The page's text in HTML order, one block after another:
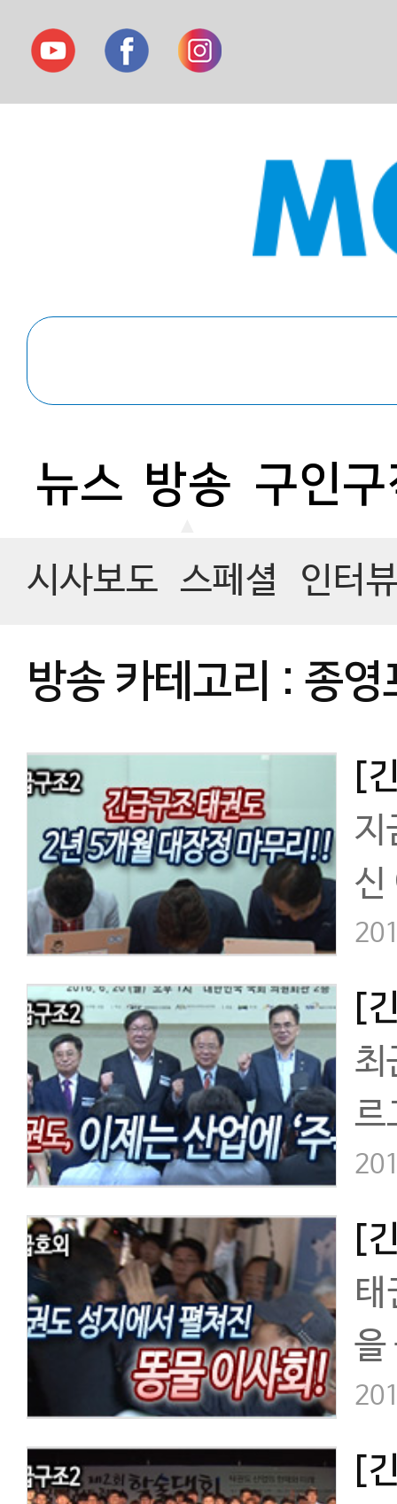
뉴스 방송 구인
시사보도 스페셜 인터
방송 카테고리 : 종영
지
신
분
[
최
르
도
태
을
고
이
[